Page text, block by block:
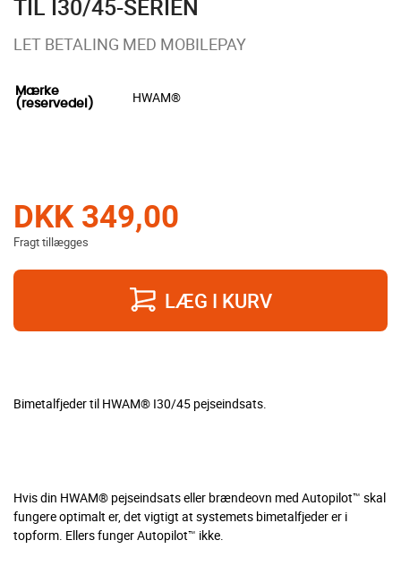
TIL I30/45-SERIEN
LET BETALING MED MOBILEPAY
DKK 349,00
Fragt tillægges
LÆG I KURV
Mærke
(reservedel)
HWAM®
Bimetalfjeder til HWAM® I30/45 pejseindsats.
Hvis din HWAM® pejseindsats eller brændeovn med Autopilot™ skal
fungere optimalt er, det vigtigt at systemets bimetalfjeder er i
topform. Ellers funger Autopilot™ ikke.